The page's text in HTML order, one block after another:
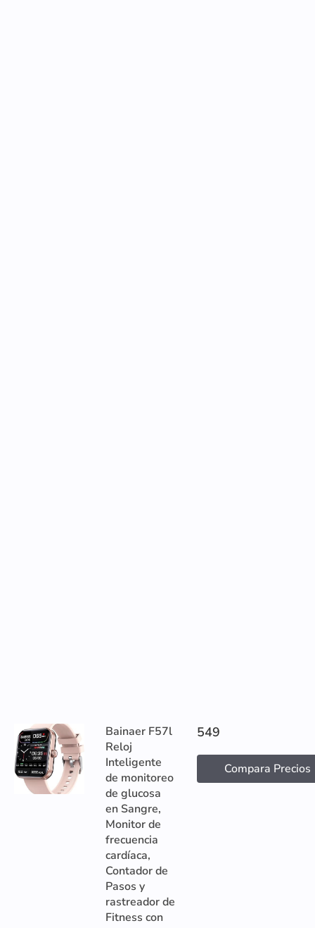
Bainaer F57l
Reloj
Inteligente
de monitoreo
de glucosa
en Sangre,
Monitor de
frecuencia
cardíaca,
Contador de
Pasos y
rastreador de
Fitness con
549
Compara Precios